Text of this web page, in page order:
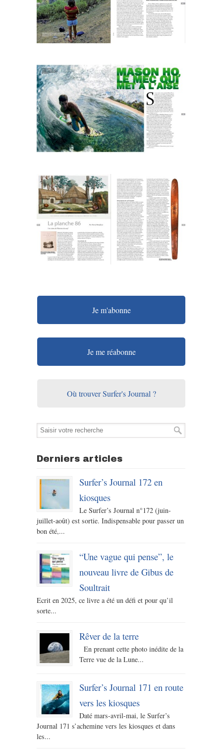
Je m'abonne
Je me réabonne
Où trouver Surfer's Journal ?
Derniers articles
Surfer’s Journal 172 en
kiosques
Le Surfer’s Journal n°172 (juin-
juillet-août) est sortie. Indispensable pour passer un
bon été,...
“Une vague qui pense”, le
nouveau livre de Gibus de
Soultrait
Ecrit en 2025, ce livre a été un défi et pour qu’il
sorte...
Rêver de la terre
En prenant cette photo inédite de la
Terre vue de la Lune...
Surfer’s Journal 171 en route
vers les kiosques
Daté mars-avril-mai, le Surfer’s
Journal 171 s’achemine vers les kiosques et dans
les...